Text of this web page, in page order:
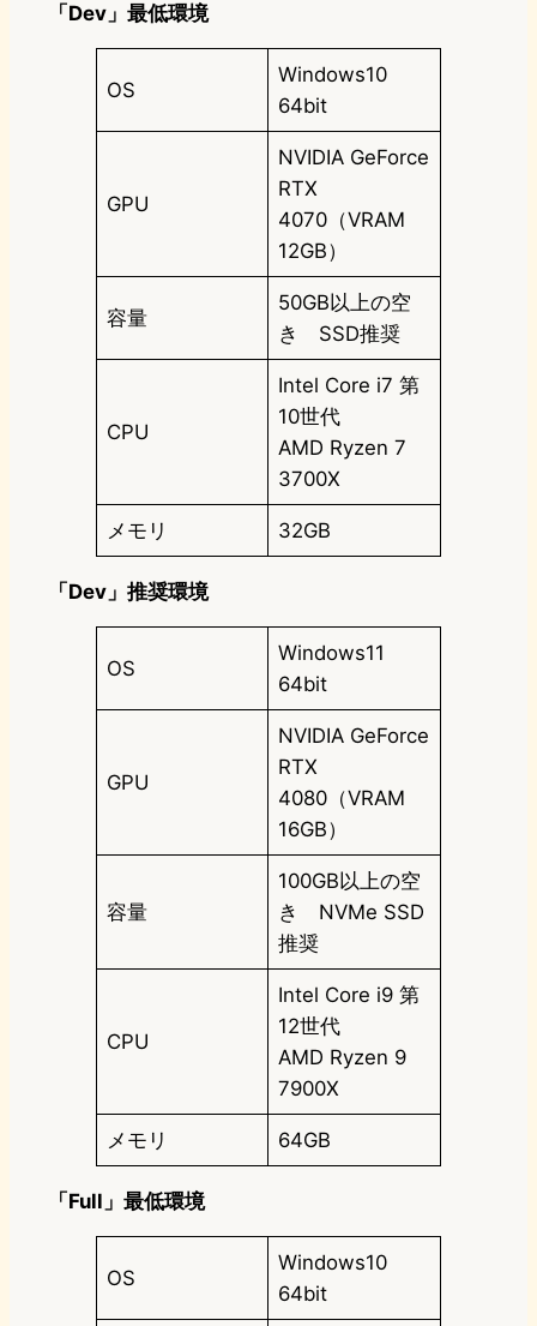
「Dev」最低環境
OS
Windows10
64bit
GPU
NVIDIA GeForce
RTX
4070（VRAM
12GB）
容量
50GB以上の空
き SSD推奨
CPU
Intel Core i7 第
10世代
AMD Ryzen 7
3700X
メモリ 32GB
「Dev」推奨環境
OS
Windows11
64bit
GPU
NVIDIA GeForce
RTX
4080（VRAM
16GB）
容量
100GB以上の空
き NVMe SSD
推奨
CPU
Intel Core i9 第
12世代
AMD Ryzen 9
7900X
メモリ 64GB
「Full」最低環境
OS
Windows10
64bit